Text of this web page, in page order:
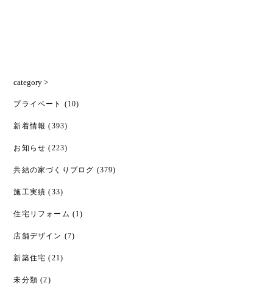
category >
プライベート (10)
新着情報 (393)
お知らせ (223)
共結の家づくりブログ (379)
施工実績 (33)
住宅リフォーム (1)
店舗デザイン (7)
新築住宅 (21)
未分類 (2)